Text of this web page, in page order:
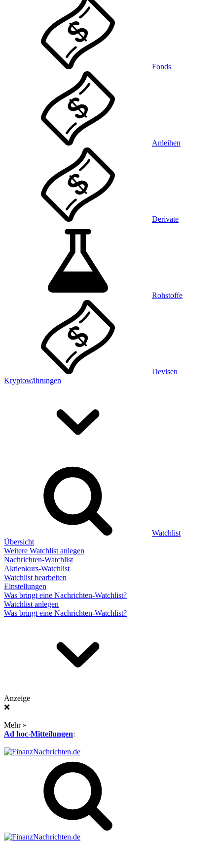
Fonds
Anleihen
Derivate
Rohstoffe
Devisen
Kryptowährungen
Watchlist
Übersicht
Weitere Watchlist anlegen
Nachrichten-Watchlist
Aktienkurs-Watchlist
Watchlist bearbeiten
Einstellungen
Was bringt eine Nachrichten-Watchlist?
Watchlist anlegen
Was bringt eine Nachrichten-Watchlist?
Anzeige
❌
Mehr »
Ad hoc-Mitteilungen: